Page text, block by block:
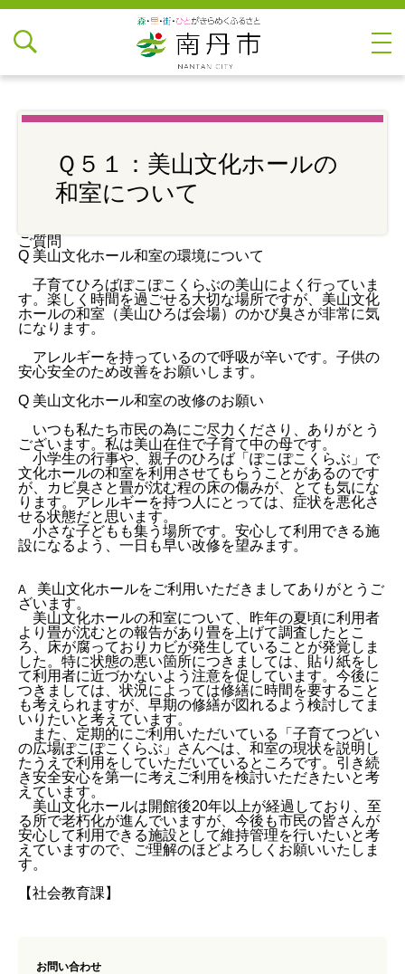
Ｑ５１：美山文化ホールの
和室について
ご質問
Q 美山文化ホール和室の環境について
子育てひろばぽこぽこくらぶの美山によく行っていま
す。楽しく時間を過ごせる大切な場所ですが、美山文化
ホールの和室（美山ひろば会場）のかび臭さが非常に気
になります。
アレルギーを持っているので呼吸が辛いです。子供の
安心安全のため改善をお願いします。
Q 美山文化ホール和室の改修のお願い
いつも私たち市民の為にご尽力くださり、ありがとう
ございます。私は美山在住で子育て中の母です。
小学生の行事や、親子のひろば「ぽこぽこくらぶ」で
文化ホールの和室を利用させてもらうことがあるのです
が、カビ臭さと畳が沈む程の床の傷みが、とても気にな
ります。アレルギーを持つ人にとっては、症状を悪化さ
せる状態だと思います。
小さな子どもも集う場所です。安心して利用できる施
設になるよう、一日も早い改修を望みます。
A 美山文化ホールをご利用いただきましてありがとうご
ざいます。
美山文化ホールの和室について、昨年の夏頃に利用者
より畳が沈むとの報告があり畳を上げて調査したとこ
ろ、床が腐っておりカビが発生していることが発覚しま
した。特に状態の悪い箇所につきましては、貼り紙をし
て利用者に近づかないよう注意を促しています。今後に
つきましては、状況によっては修繕に時間を要すること
も考えられますが、早期の修繕が図れるよう検討してま
いりたいと考えています。
また、定期的にご利用いただいている「子育てつどい
の広場ぽこぽこくらぶ」さんへは、和室の現状を説明し
たうえで利用をしていただいているところです。引き続
き安全安心を第一に考えご利用を検討いただきたいと考
えています。
美山文化ホールは開館後20年以上が経過しており、至
る所で老朽化が進んでいますが、今後も市民の皆さんが
安心して利用できる施設として維持管理を行いたいと考
えていますので、ご理解のほどよろしくお願いいたしま
す。
【社会教育課】
お問い合わせ